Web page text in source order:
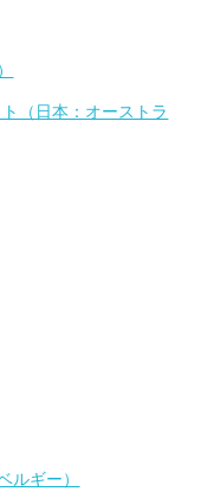
（日本：オーストラ
ルギー）